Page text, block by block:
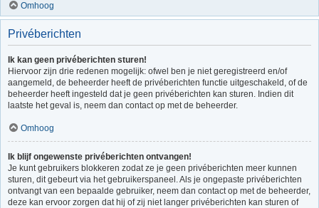
Omhoog
Privéberichten
Ik kan geen privéberichten sturen!
Hiervoor zijn drie redenen mogelijk: ofwel ben je niet geregistreerd en/of
aangemeld, de beheerder heeft de privéberichten functie uitgeschakeld, of de
beheerder heeft ingesteld dat je geen privéberichten kan sturen. Indien dit
laatste het geval is, neem dan contact op met de beheerder.
Omhoog
Ik blijf ongewenste privéberichten ontvangen!
Je kunt gebruikers blokkeren zodat ze je geen privéberichten meer kunnen
sturen, dit gebeurt via het gebruikerspaneel. Als je ongepaste privéberichten
ontvangt van een bepaalde gebruiker, neem dan contact op met de beheerder,
deze kan ervoor zorgen dat hij of zij niet langer privéberichten kan sturen of